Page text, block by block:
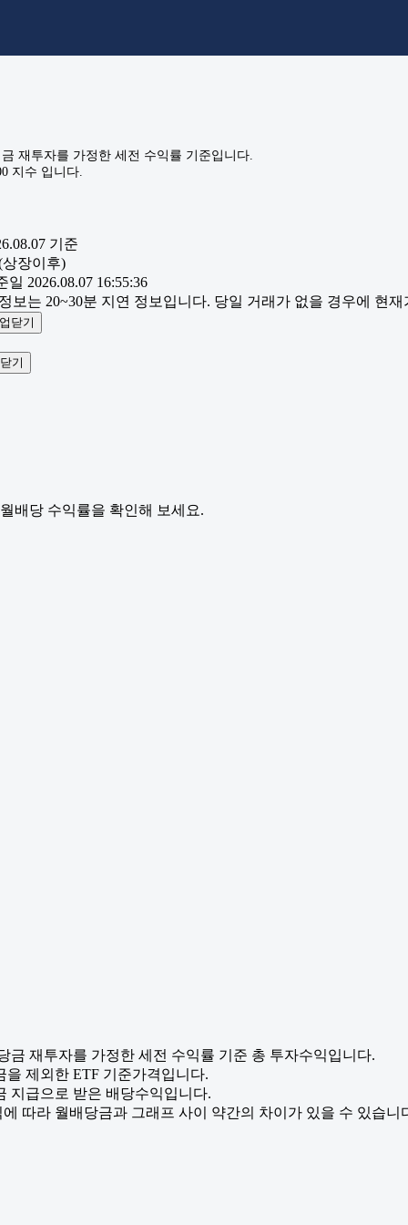
재투자를 가정한 세전 수익률 기준입니다.
지수 입니다.
기준
장이후)
일 2026.08.07 16:55:36
보는 20~30분 지연 정보입니다. 당일 거래가 없을 경우에 현
닫기
닫기
배당 수익률을 확인해 보세요.
금 재투자를 가정한 세전 수익률 기준 총 투자수익입니다.
을 제외한 ETF 기준가격입니다.
지급으로 받은 배당수익입니다.
따라 월배당금과 그래프 사이 약간의 차이가 있을 수 있습니